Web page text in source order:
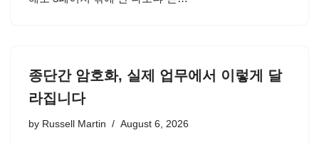
종단간 암호화, 실제 업무에서 이렇게 달
라집니다
by Russell Martin August 6, 2026